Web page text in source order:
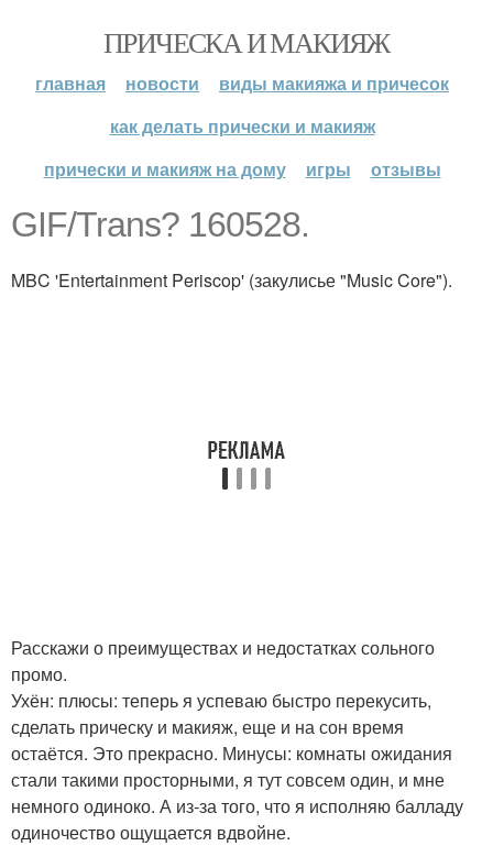
ПРИЧЕСКА И МАКИЯЖ
главная новости
виды макияжа и причесок
как делать прически и макияж
прически и макияж на дому
игры отзывы
GIF/Trans? 160528.
MBC 'Entertainment Periscop' (закулисье "Music Core").
Расскажи о преимуществах и недостатках сольного
промо.
Ухён: плюсы: теперь я успеваю быстро перекусить,
сделать прическу и макияж, еще и на сон время
остаётся. Это прекрасно. Минусы: комнаты ожидания
стали такими просторными, я тут совсем один, и мне
немного одиноко. А из-за того, что я исполняю балладу
одиночество ощущается вдвойне.